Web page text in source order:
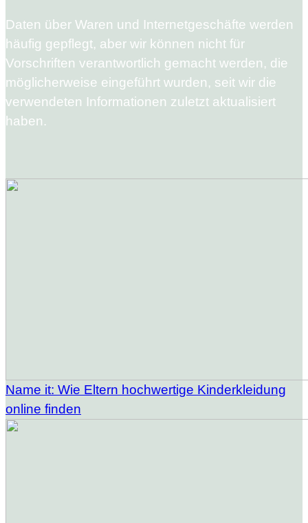
Daten über Waren und Internetgeschäfte werden
häufig gepflegt, aber wir können nicht für
Vorschriften verantwortlich gemacht werden, die
möglicherweise eingeführt wurden, seit wir die
verwendeten Informationen zuletzt aktualisiert
haben.
Name it: Wie Eltern hochwertige Kinderkleidung
online finden